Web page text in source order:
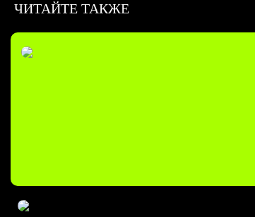
ЧИТАЙТЕ ТАКЖЕ